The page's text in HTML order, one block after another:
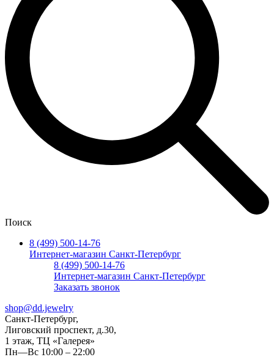
Поиск
8 (499) 500-14-76
Интернет-магазин Санкт-Петербург
8 (499) 500-14-76
Интернет-магазин Санкт-Петербург
Заказать звонок
shop@dd.jewelry
Санкт-Петербург,
Лиговский проспект, д.30,
1 этаж, ТЦ «Галерея»
Пн—Вс 10:00 – 22:00